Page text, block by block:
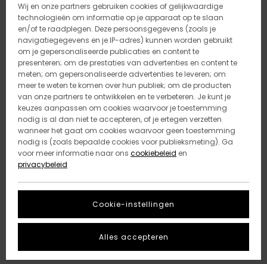
Wij en onze partners gebruiken cookies of gelijkwaardige
technologieën om informatie op je apparaat op te slaan
en/of te raadplegen. Deze persoonsgegevens (zoals je
navigatiegegevens en je IP-adres) kunnen worden gebruikt
om je gepersonaliseerde publicaties en content te
presenteren; om de prestaties van advertenties en content te
meten; om gepersonaliseerde advertenties te leveren; om
meer te weten te komen over hun publiek; om de producten
van onze partners te ontwikkelen en te verbeteren. Je kunt je
keuzes aanpassen om cookies waarvoor je toestemming
nodig is al dan niet te accepteren, of je ertegen verzetten
wanneer het gaat om cookies waarvoor geen toestemming
nodig is (zoals bepaalde cookies voor publieksmeting). Ga
voor meer informatie naar ons cookiebeleid en
privacybeleid
Cookie-instellingen
Alles accepteren